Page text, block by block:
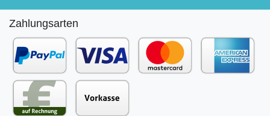
Zahlungsarten